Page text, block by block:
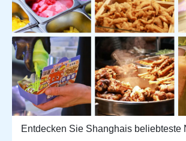
Entdecken Sie Shanghais beliebteste